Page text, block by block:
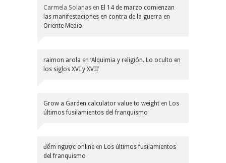
Carmela Solanas en El 14 de marzo comienzan
las manifestaciones en contra de la guerra en
Oriente Medio
raimon arola en ‘Alquimia y religión. Lo oculto en
los siglos XVI y XVII’
Grow a Garden calculator value to weight en Los
últimos fusilamientos del franquismo
đếm ngược online en Los últimos fusilamientos
del franquismo